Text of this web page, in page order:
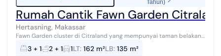
Tahun)
Rumah Cantik Fawn Garden
Hertasning, Makassar
Fawn Garden cluster di Citraland yang mempunyai taman belakang
rumah, dan jalan setapak, sangat nyaman bagi penghuni rumah
yang suka bersantai di t...
3 + 1 2 + 1 1LT: 162 m²LB: 135 m²